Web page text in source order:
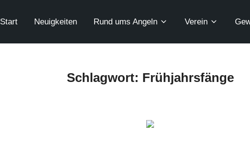
Start Neuigkeiten Rund ums Angeln Verein
Schlagwort: Frühjahrsfänge